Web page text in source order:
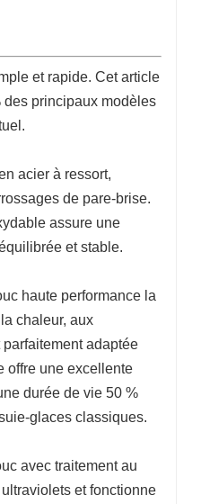
et rapide. Cet article
principaux modèles
acier à ressort,
de pare-brise.
assure une
et stable.
haute performance la
chaleur, aux
adaptée
offre une excellente
durée de vie 50 %
glaces classiques.
avec traitement au
et fonctionne